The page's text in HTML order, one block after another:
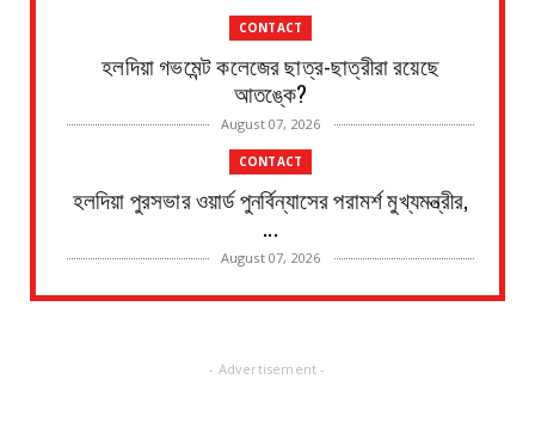
CONTACT
হলদিয়া গভমেন্ট কলেজের ছাত্র-ছাত্রীরা রয়েছে
আতঙ্কে?
August 07, 2026
CONTACT
হলদিয়া পুরসভার ওয়ার্ড পুনর্বিন্যাসের পরামর্শ মুখ্যমন্ত্রীর,
...
August 07, 2026
CONTACT
August 07, 2026
- Advertisement -